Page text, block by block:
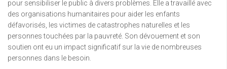
pour sensibiliser le public à divers problèmes. Elle a travaillé avec
des organisations humanitaires pour aider les enfants
défavorisés, les victimes de catastrophes naturelles et les
personnes touchées par la pauvreté. Son dévouement et son
soutien ont eu un impact significatif sur la vie de nombreuses
personnes dans le besoin.